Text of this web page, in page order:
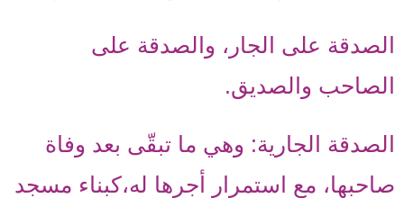
الصدقة على الجار، والصدقة على
الصاحب والصديق.
الصدقة الجارية: وهي ما تبقّى بعد وفاة
صاحبها، مع استمرار أجرها له،كبناء مسجد